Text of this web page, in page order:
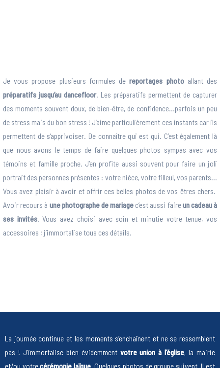
Je vous propose plusieurs formules de reportages photoallant des
préparatifs jusqu’au dancefloor. Les préparatifs permettent de capturer
des moments souvent doux, de bien-être, de confidence…parfois un peu
de stress mais du bon stress ! J’aime particulièrement ces instants car ils
permettent de s’apprivoiser. De connaître qui est qui. C’est également là
que nous avons le temps de faire quelques photos sympas avec vos
témoins et famille proche. J’en profite aussi souvent pour faire un joli
portrait des personnes présentes : votre nièce, votre filleul, vos parents…
Vous avez plaisir à avoir et offrir ces belles photos de vos êtres chers.
Avoir recours à une photographe de mariage c’est aussi faireun cadeau à
ses invités. Vous avez choisi avec soin et minutie votre tenue, vos
accessoires ; j’immortalise tous ces détails.
La journée continue et les moments s’enchaînent et ne se ressemblent
pas ! J’immortalise bien évidemment votre union à l’église, la mairie
et/ou votrecérémonie laïque. Quelques photos de groupe suivent. Il est